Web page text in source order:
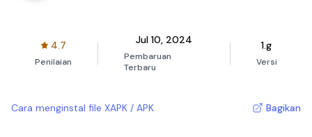
4.7
Penilaian
Jul 10, 2024
Pembaruan
Terbaru
1.g
Versi
Cara menginstal file XAPK / APK Bagikan